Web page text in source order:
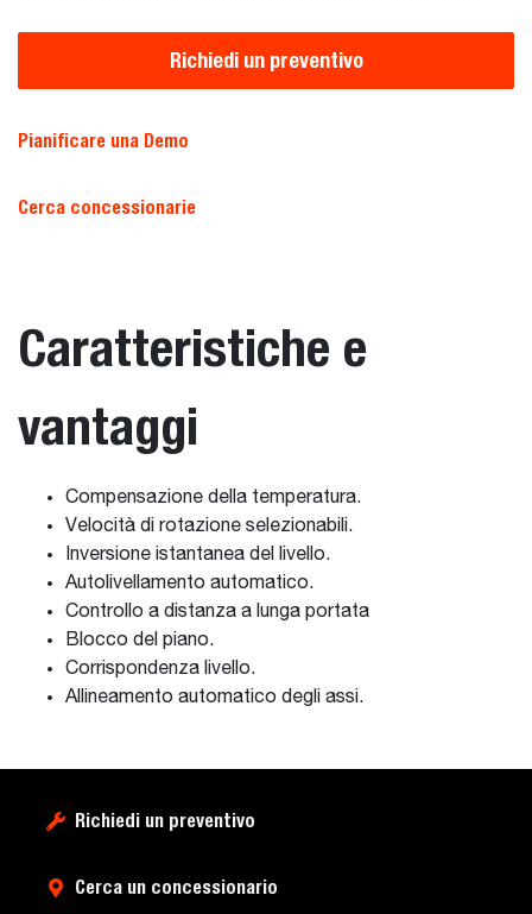
Richiedi un preventivo
Pianificare una Demo
Cerca concessionarie
Caratteristiche e
vantaggi
Compensazione della temperatura.
Velocità di rotazione selezionabili.
Inversione istantanea del livello.
Autolivellamento automatico.
Controllo a distanza a lunga portata
Blocco del piano.
Corrispondenza livello.
Allineamento automatico degli assi.
Richiedi un preventivo
Cerca un concessionario